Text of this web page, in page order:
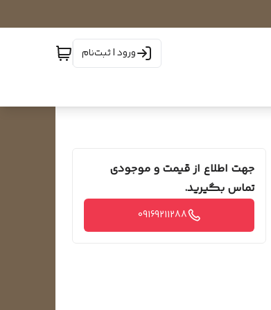
ورود | ثبت‌نام
جهت اطلاع از قیمت و موجودی
تماس بگیرید.
09169211288